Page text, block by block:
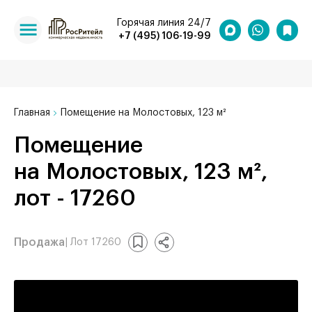
+7 (495) 106-19-99
Горячая линия 24/7
Главная Помещение на Молостовых, 123 м²
Помещение
на Молостовых, 123 м²,
лот - 17260
Продажа | Лот 17260